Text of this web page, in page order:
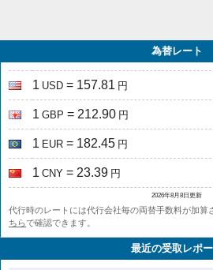
為替レート
1 USD = 157.81 円
1 GBP = 212.90 円
1 EUR = 182.45 円
1 CNY = 23.39 円
2026年8月8日更新
代行時のレートには代行会社毎の両替手数料が加算
ちらで確認できます。
最近の受取レポ